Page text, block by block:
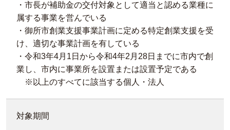
・市長が補助金の交付対象として適当と認める業種に
属する事業を営んでいる
・御所市創業支援事業計画に定める特定創業支援を受
け、適切な事業計画を有している
・令和3年4月1日から令和4年2月28日までに市内で創
業し、市内に事業所を設置または設置予定である
※以上のすべてに該当する個人・法人
対象期間